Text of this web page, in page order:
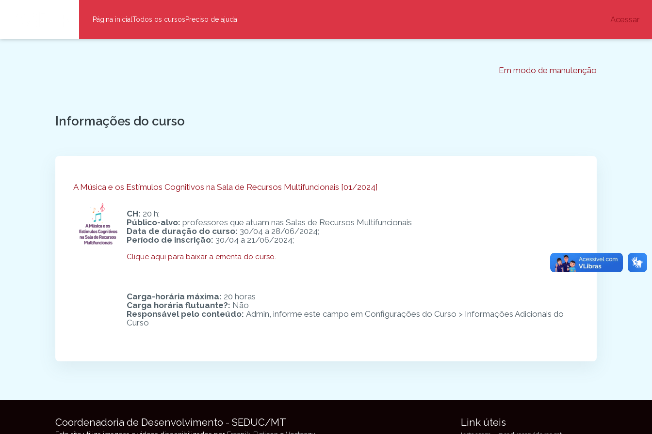
Página inicialTodos os cursosPreciso de ajuda Acessar
Em modo de manutenção
Informações do curso
A Música e os Estímulos Cognitivos na Sala de Recursos Multifuncionais [01/2024]
CH: 20 h;
Público-alvo: professores que atuam nas Salas de Recursos Multifuncionais
Data de duração do curso: 30/04 a 28/06/2024;
Período de inscrição: 30/04 a 21/06/2024;
Clique aqui para baixar a ementa do curso.
Carga-horária máxima: 20 horas
Carga horária flutuante?: Não
Responsável pelo conteúdo: Admin, informe este campo em Configurações do Curso > Informações Adicionais do
Curso
Coordenadoria de Desenvolvimento - SEDUC/MT Link úteis